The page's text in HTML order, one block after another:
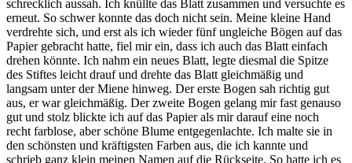
schrecklich aussah. Ich knüllte das Blatt zusammen und versuchte es
erneut. So schwer konnte das doch nicht sein. Meine kleine Hand
verdrehte sich, und erst als ich wieder fünf ungleiche Bögen auf das
Papier gebracht hatte, fiel mir ein, dass ich auch das Blatt einfach
drehen könnte. Ich nahm ein neues Blatt, legte diesmal die Spitze
des Stiftes leicht drauf und drehte das Blatt gleichmäßig und
langsam unter der Miene hinweg. Der erste Bogen sah richtig gut
aus, er war gleichmäßig. Der zweite Bogen gelang mir fast genauso
gut und stolz blickte ich auf das Papier als mir darauf eine noch
recht farblose, aber schöne Blume entgegenlachte. Ich malte sie in
den schönsten und kräftigsten Farben aus, die ich kannte und
schrieb ganz klein meinen Namen auf die Rückseite. So hatte ich es